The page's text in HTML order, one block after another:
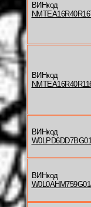
ВИНкод
ВИНкод
ВИНкод
ВИНкод